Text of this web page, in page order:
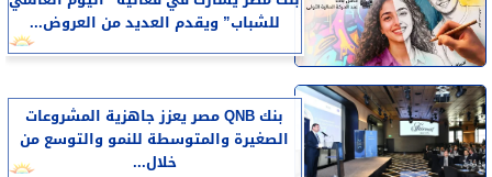
للشباب” ويقدم العديد من العروض...
بنك QNB مصر يعزز جاهزية المشروعات
الصغيرة والمتوسطة للنمو والتوسع من
خلال...